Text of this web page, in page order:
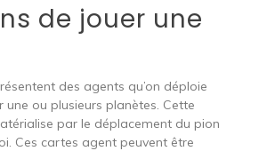
de jouer une
des agents qu’on déploie
une ou plusieurs planètes. Cette
par le déplacement du pion
Ces cartes agent peuvent être